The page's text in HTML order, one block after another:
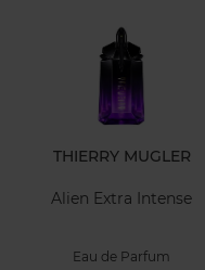
THIERRY MUGLER
Alien Extra Intense
Eau de Parfum